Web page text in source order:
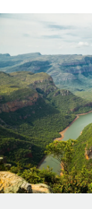
Gestion
Intégrez et
PEO
Sous-traitez
Intégration
Intégrez vos
Plateforme
Des
Examinez
CROISSANCE
Start-ups
Des
paie des
Développez
mesure
pays
Découvrez
paiement
APPRENDRE
Recherche et
Études de cas
Glossaire RH
Nederlands
Français
Deutsch
Español
Italiano
Português